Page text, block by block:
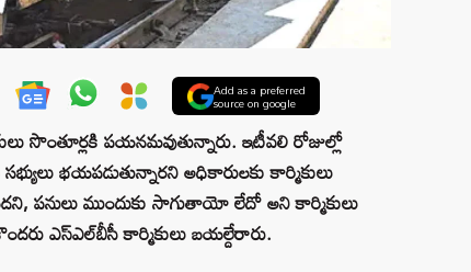
Add as a preferred
source on google
సొంతూర్లకి పయనమవుతున్నారు. ఇటీవలి రోజుల్లో
భయపడుతున్నారని అధికారులకు కార్మికులు
పనులు ముందుకు సాగుతాయో లేదో అని కార్మికులు
ఎస్‌ఎల్‌బీసీ కార్మికులు బయల్దేరారు.